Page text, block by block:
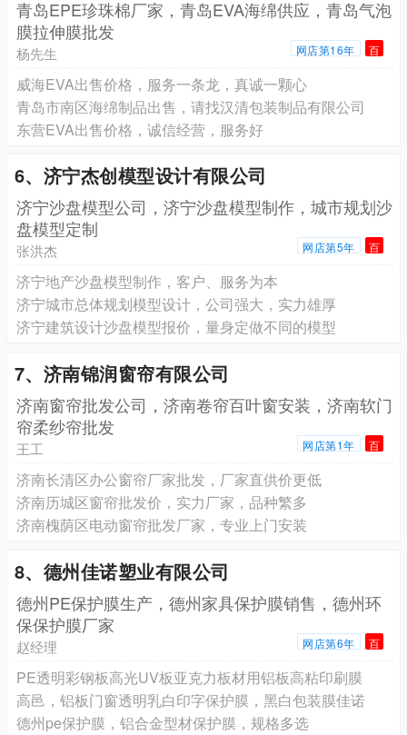
青岛EPE珍珠棉厂家，青岛EVA海绵供应，青岛气泡
膜拉伸膜批发
杨先生 网店第16年 百
威海EVA出售价格，服务一条龙，真诚一颗心
青岛市南区海绵制品出售，请找汉清包装制品有限公司
东营EVA出售价格，诚信经营，服务好
6、济宁杰创模型设计有限公司
济宁沙盘模型公司，济宁沙盘模型制作，城市规划沙
盘模型定制
张洪杰 网店第5年 百
济宁地产沙盘模型制作，客户、服务为本
济宁城市总体规划模型设计，公司强大，实力雄厚
济宁建筑设计沙盘模型报价，量身定做不同的模型
7、济南锦润窗帘有限公司
济南窗帘批发公司，济南卷帘百叶窗安装，济南软门
帘柔纱帘批发
王工 网店第1年 百
济南‌长清区办公窗帘厂家批发，厂家直供价更低
济南‌历城区窗帘批发价，实力厂家，品种繁多
济南‌槐荫区电动窗帘批发厂家，专业上门安装
8、德州佳诺塑业有限公司
德州PE保护膜生产，德州家具保护膜销售，德州环
保保护膜厂家
赵经理 网店第6年 百
PE透明彩钢板高光UV板亚克力板材用铝板高粘印刷膜
高邑，铝板门窗透明乳白印字保护膜，黑白包装膜佳诺
德州pe保护膜，铝合金型材保护膜，规格多选